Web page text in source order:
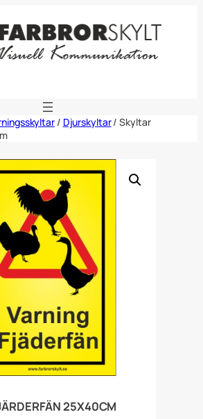
/ Djurskyltar/ Skyltar
25X40CM